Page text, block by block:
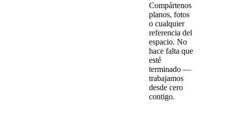
Compártenos
planos, fotos
o cualquier
referencia del
espacio. No
hace falta que
esté
terminado —
trabajamos
desde cero
contigo.